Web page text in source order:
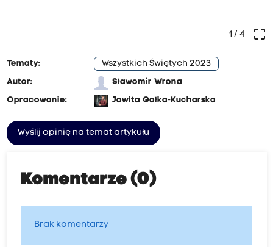
crop_free
1/ 4
Tematy:
Wszystkich Świętych 2023
Autor:
Sławomir Wrona
Opracowanie:
Jowita Gałka-Kucharska
Wyślij opinię na temat artykułu
Komentarze (0)
Brak komentarzy